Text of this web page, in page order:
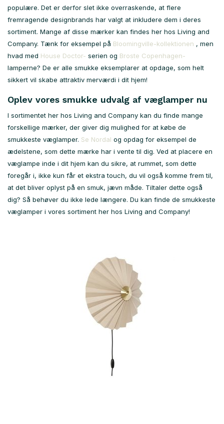
populære. Det er derfor slet ikke overraskende, at flere
fremragende designbrands har valgt at inkludere dem i deres
sortiment. Mange af disse mærker kan findes her hos Living and
Company. Tænk for eksempel på Bloomingville-kollektionen , men
hvad med House Doctor- serien og Broste Copenhagen-
lamperne? De er alle smukke eksemplarer at opdage, som helt
sikkert vil skabe attraktiv merværdi i dit hjem!
Oplev vores smukke udvalg af væglamper nu
I sortimentet her hos Living and Company kan du finde mange
forskellige mærker, der giver dig mulighed for at købe de
smukkeste væglamper. Se Nordal og opdag for eksempel de
ædelstene, som dette mærke har i vente til dig. Ved at placere en
væglampe inde i dit hjem kan du sikre, at rummet, som dette
foregår i, ikke kun får et ekstra touch, du vil også komme frem til,
at det bliver oplyst på en smuk, jævn måde. Tiltaler dette også
dig? Så behøver du ikke lede længere. Du kan finde de smukkeste
væglamper i vores sortiment her hos Living and Company!